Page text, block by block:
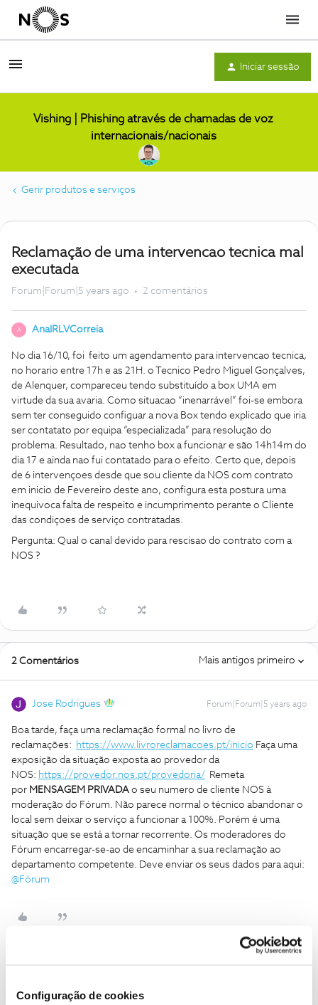
Configuração de cookies
Menu
Iniciar sessão
Vishing | Phishing através de chamadas de voz
internacionais/nacionais
Gerir produtos e serviços
Reclamação de uma intervencao tecnica mal
executada
Forum|Forum|5 years ago 2 comentários
A AnaIRLVCorreia
No dia 16/10, foi feito um agendamento para intervencao tecnica,
no horario entre 17h e as 21H. o Tecnico Pedro Miguel Gonçalves,
de Alenquer, compareceu tendo substituído a box UMA em
virtude da sua avaria. Como situacao “inenarrável” foi-se embora
sem ter conseguido configuar a nova Box tendo explicado que iria
ser contatato por equipa “especializada” para resolução do
problema. Resultado, nao tenho box a funcionar e são 14h14m do
dia 17 e ainda nao fui contatado para o efeito. Certo que, depois
de 6 intervençoes desde que sou cliente da NOS com contrato
em inicio de Fevereiro deste ano, configura esta postura uma
inequivoca falta de respeito e incumprimento perante o Cliente
das condiçoes de serviço contratadas.
Pergunta: Qual o canal devido para rescisao do contrato com a
NOS ?
2 Comentários Mais antigos primeiro
Jose Rodrigues Forum|Forum|5 years ago
Boa tarde, faça uma reclamação formal no livro de
reclamações:
https://www.livroreclamacoes.pt/inicio Faça uma
exposição da situação exposta ao provedor da
NOS: https://provedor.nos.pt/provedoria/ Remeta
por MENSAGEM PRIVADA o seu numero de cliente NOS à
moderação do Fórum. Não parece normal o técnico abandonar o
local sem deixar o serviço a funcionar a 100%. Porém é uma
situação que se está a tornar recorrente. Os moderadores do
Fórum encarregar-se-ao de encaminhar a sua reclamação ao
departamento competente. Deve enviar os seus dados para aqui:
@Fórum
Bem-vinda ao Fórum NOS@AnaIRLVCorreia